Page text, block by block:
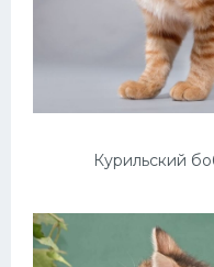
Курильский